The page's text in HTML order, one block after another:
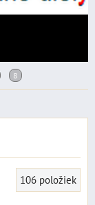
106 položiek